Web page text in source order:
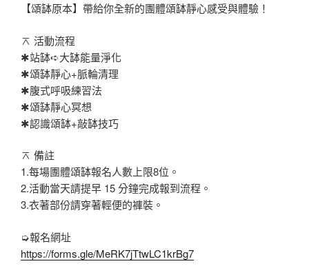
【頌缽原本】帶給你全新的團體頌缽靜心感受與體驗！
⌅ 活動流程
✱站缽➪大缽能量淨化
✱頌缽靜心+脈輪清理
✱腹式呼吸練習法
✱頌缽靜心冥想
✱認識頌缽+敲缽技巧
⌅ 備註
1.每場團體頌缽報名人數上限8位。
2.活動當天請提早 15 分鐘完成報到流程。
3.衣著部份請穿著輕便的褲裝。
➭報名網址
https://forms.gle/MeRK7jTtwLC1krBg7